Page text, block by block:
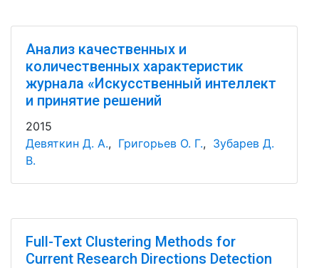
Анализ качественных и
количественных характеристик
журнала «Искусственный интеллект
и принятие решений
2015
Девяткин Д. А., Григорьев О. Г., Зубарев Д.
В.
Full-Text Clustering Methods for
Current Research Directions Detection